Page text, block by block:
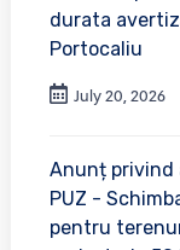
durata
Portocaliu
July 20, 2026
Anunț privind
PUZ -
pentru